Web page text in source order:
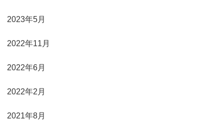
2023年5月
2022年11月
2022年6月
2022年2月
2021年8月